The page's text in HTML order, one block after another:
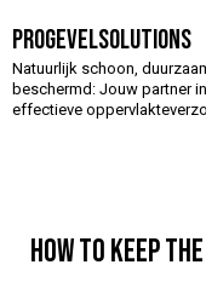
Progevelsolutions
Natuurlijk schoon,
beschermd: Jouw partner in
effectieve
HOW TO KEEP